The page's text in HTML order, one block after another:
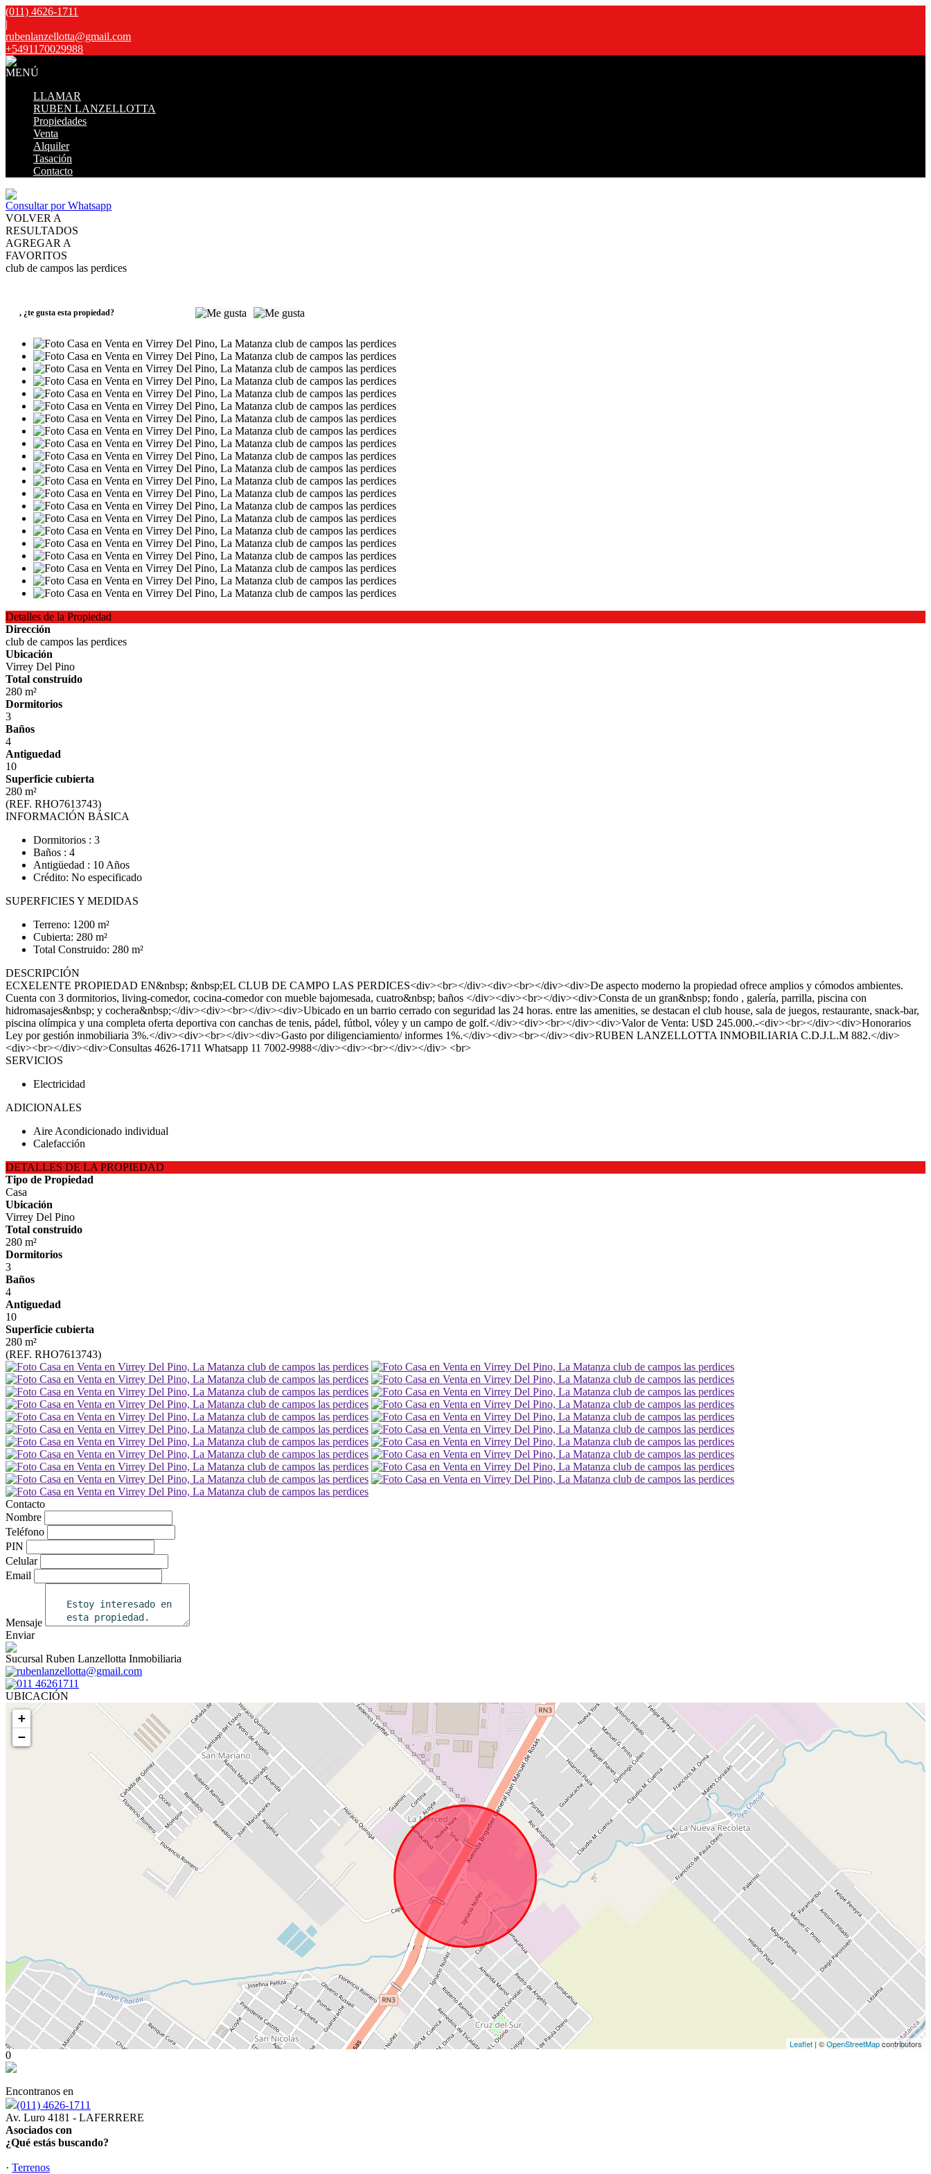
(011) 4626-1711
|
rubenlanzellotta@gmail.com
+5491170029988
MENÚ
LLAMAR
RUBEN LANZELLOTTA
Propiedades
Venta
Alquiler
Tasación
Contacto
Consultar por Whatsapp
VOLVER A
RESULTADOS
AGREGAR A
FAVORITOS
club de campos las perdices
, ¿te gusta esta propiedad?
Detalles de la Propiedad
Dirección
club de campos las perdices
Ubicación
Virrey Del Pino
Total construido
280 m²
Dormitorios
3
Baños
4
Antiguedad
10
Superficie cubierta
280 m²
(REF. RHO7613743)
INFORMACIÓN BÁSICA
Dormitorios : 3
Baños : 4
Antigüedad : 10 Años
Crédito: No especificado
SUPERFICIES Y MEDIDAS
Terreno: 1200 m²
Cubierta: 280 m²
Total Construido: 280 m²
DESCRIPCIÓN
ECXELENTE PROPIEDAD EN&nbsp; &nbsp;EL CLUB DE CAMPO LAS PERDICES<div><br></div><div><br></div><div>De aspecto moderno la propiedad ofrece amplios y cómodos ambientes.
Cuenta con 3 dormitorios, living-comedor, cocina-comedor con mueble bajomesada, cuatro&nbsp; baños </div><div><br></div><div>Consta de un gran&nbsp; fondo , galería, parrilla, piscina con
hidromasajes&nbsp; y cochera&nbsp;</div><div><br></div><div>Ubicado en un barrio cerrado con seguridad las 24 horas. entre las amenities, se destacan el club house, sala de juegos, restaurante, snack-bar,
piscina olímpica y una completa oferta deportiva con canchas de tenis, pádel, fútbol, vóley y un campo de golf.</div><div><br></div><div>Valor de Venta: U$D 245.000.-<div><br></div><div>Honorarios
Ley por gestión inmobiliaria 3%.</div><div><br></div><div>Gasto por diligenciamiento/ informes 1%.</div><div><br></div><div>RUBEN LANZELLOTTA INMOBILIARIA C.D.J.L.M 882.</div>
<div><br></div><div>Consultas 4626-1711 Whatsapp 11 7002-9988</div><div><br></div></div> <br>
SERVICIOS
Electricidad
ADICIONALES
Aire Acondicionado individual
Calefacción
DETALLES DE LA PROPIEDAD
Tipo de Propiedad
Casa
Ubicación
Virrey Del Pino
Total construido
280 m²
Dormitorios
3
Baños
4
Antiguedad
10
Superficie cubierta
280 m²
(REF. RHO7613743)
Contacto
Nombre
Teléfono
PIN
Celular
Email
Mensaje
Enviar
Sucursal Ruben Lanzellotta Inmobiliaria
rubenlanzellotta@gmail.com
011 46261711
UBICACIÓN
+
−
Leaflet | ©OpenStreetMapcontributors
0
Encontranos en
(011) 4626-1711
Av. Luro 4181 - LAFERRERE
Asociados con
¿Qué estás buscando?
· Terrenos